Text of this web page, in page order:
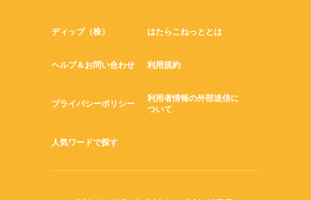
ディップ（株） はたらこねっととは
ヘルプ＆お問い合わせ 利用規約
プライバシーポリシー
利用者情報の外部送信に
ついて
人気ワードで探す